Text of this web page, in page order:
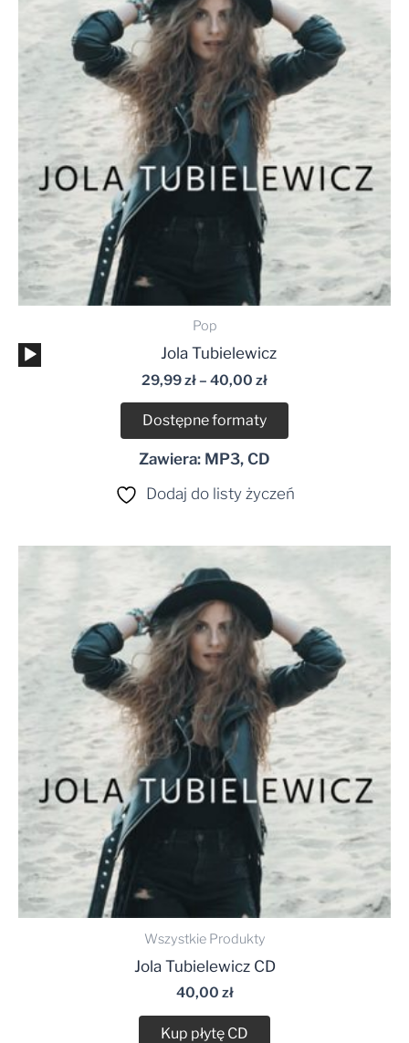
Pop
Odtwarzacz
plików
dźwiękowych
Jola Tubielewicz
29,99zł– 40,00 zł
do
40,00 zł
Dostępne formaty
Zawiera: MP3, CD
Dodaj do listy życzeń
Wszystkie Produkty
Jola Tubielewicz CD
40,00 zł
Kup płytę CD